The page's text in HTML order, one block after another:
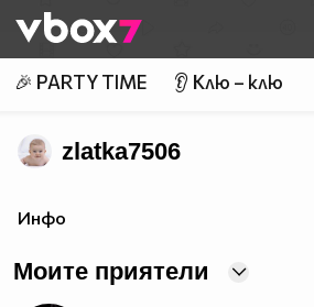
👾
🎉 PARTY TIME 👂 Клю – клю
zlatka7506
Инфо
Моите приятели